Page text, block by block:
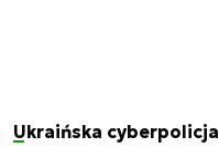
Ukraińska cyberpolicja